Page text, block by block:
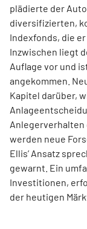
plädierte der
diversifizierten,
Indexfonds, die
Inzwischen liegt
Auflage vor und
angekommen.
Kapitel darüber,
Anlegerverhalten
werden neue
Ellis’ Ansatz
gewarnt. Ein
Investitionen,
der heutigen